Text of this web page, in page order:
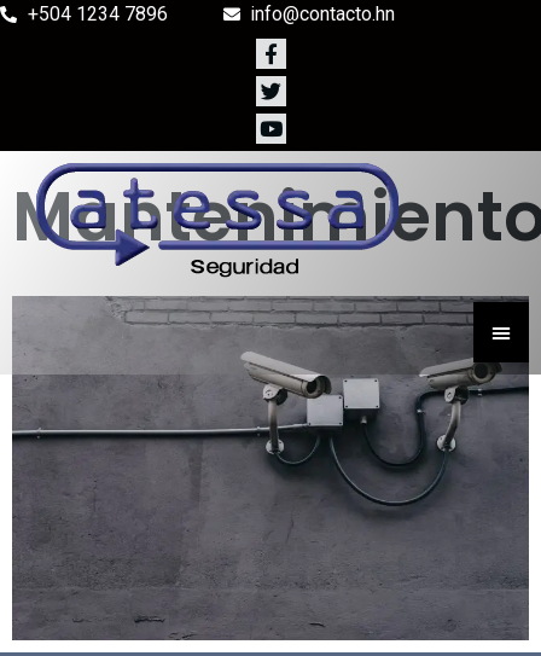
+504 1234 7896 info@contacto.hn